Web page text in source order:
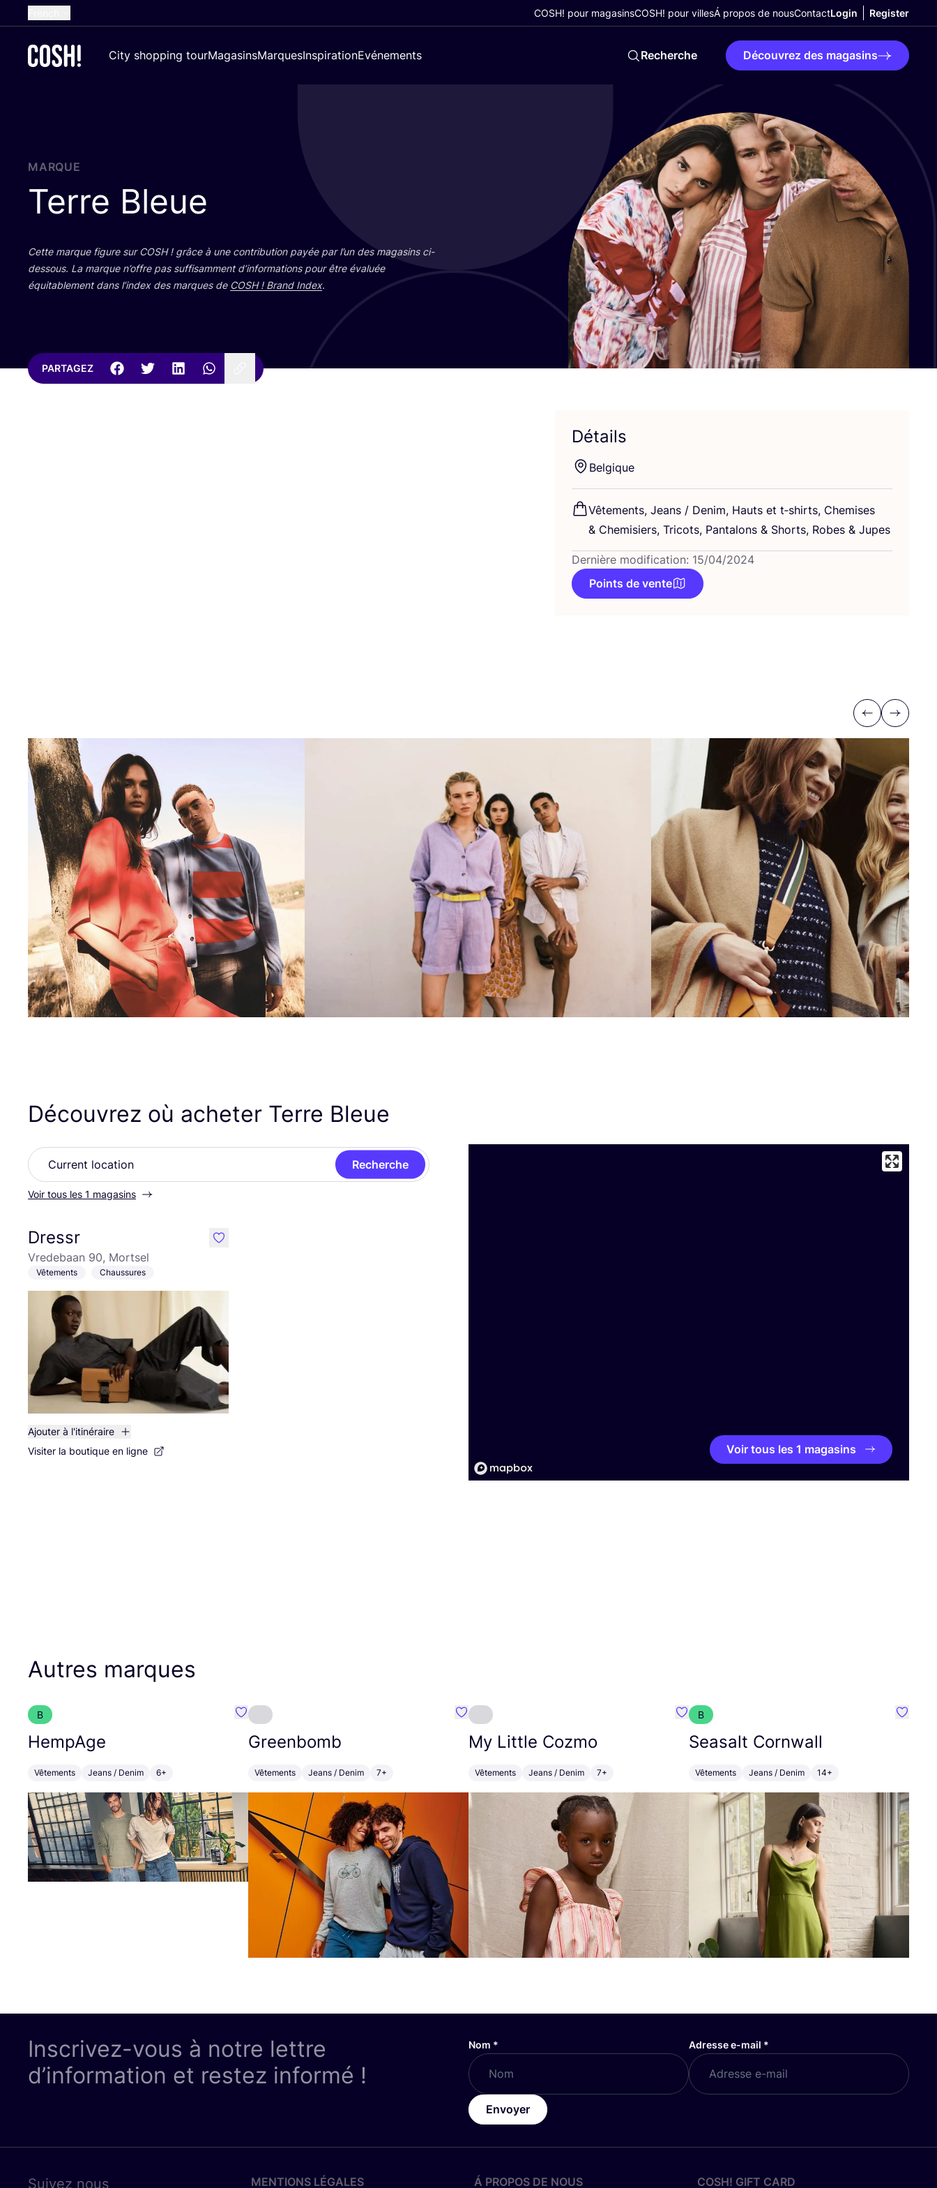
Dutch
COSH! pour magasinsCOSH! pour villesÁ propos de nousContactLogin Register
City shopping tourMagasinsMarquesInspirationEvénements Recherche Découvrez des magasins
MARQUE
Terre Bleue
Cette marque figure sur COSH! grâce à une contri­bu­tion payée par l’un des maga­sins ci-
des­sous. La marque n’offre pas suf­fi­sam­ment d’in­for­ma­tions pour être éva­luée
équi­ta­ble­ment dans l’in­dex des marques de COSH! Brand Index.
PARTAGEZ
Détails
Bel­gique
Vête­ments, Jeans / Denim, Hauts et t‑shirts, Che­mises
& Che­mi­siers, Tri­cots, Pan­ta­lons & Shorts, Robes & Jupes
Dernière modification: 15/04/2024
Points de vente
Previous
Next
Découvrez où acheter Terre Bleue
Recherche
Voir tous les 1 magasins
Dressr
Vredebaan 90, Mortsel
Vêtements Chaussures
Ajouter à l'itinéraire
Visiter la boutique en ligne
like
Voir tous les 1 magasins
Autres marques
B
HempAge
Vêtements Jeans / Denim 6+
Préféré {nom}
Greenbomb
Vêtements Jeans / Denim 7+
Préféré {nom}
My Little Cozmo
Vêtements Jeans / Denim 7+
Préféré {nom}
B
Seasalt Cornwall
Vêtements Jeans / Denim 14+
Inscrivez-vous à notre lettre
d’information et restez informé !
Nom * Adresse e-mail *
Envoyer
Suivez nous MENTIONS LÉGALES Á PROPOS DE NOUS COSH! GIFT CARD